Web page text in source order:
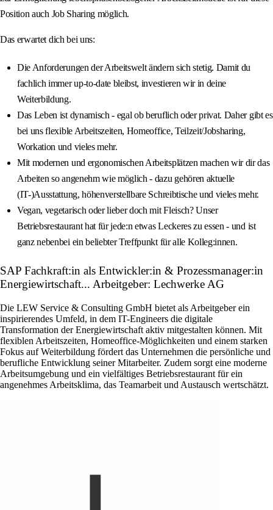
Position auch Job Sharing möglich.
Das erwartet dich bei uns:
Die Anforderungen der Arbeitswelt ändern sich stetig. Damit du
fachlich immer up-to-date bleibst, investieren wir in deine
Weiterbildung.
Das Leben ist dynamisch - egal ob beruflich oder privat. Daher gibt es
bei uns flexible Arbeitszeiten, Homeoffice, Teilzeit/Jobsharing,
Workation und vieles mehr.
Mit modernen und ergonomischen Arbeitsplätzen machen wir dir das
Arbeiten so angenehm wie möglich - dazu gehören aktuelle
(IT-)Ausstattung, höhenverstellbare Schreibtische und vieles mehr.
Vegan, vegetarisch oder lieber doch mit Fleisch? Unser
Betriebsrestaurant hat für jede:n etwas Leckeres zu essen - und ist
ganz nebenbei ein beliebter Treffpunkt für alle Kolleg:innen.
SAP Fachkraft:in als Entwickler:in & Prozessmanager:in
Energiewirtschaft... Arbeitgeber: Lechwerke AG
Die LEW Service & Consulting GmbH bietet als Arbeitgeber ein
inspirierendes Umfeld, in dem IT-Engineers die digitale
Transformation der Energiewirtschaft aktiv mitgestalten können. Mit
flexiblen Arbeitszeiten, Homeoffice-Möglichkeiten und einem starken
Fokus auf Weiterbildung fördert das Unternehmen die persönliche und
berufliche Entwicklung seiner Mitarbeiter. Zudem sorgt eine moderne
Arbeitsumgebung und ein vielfältiges Betriebsrestaurant für ein
angenehmes Arbeitsklima, das Teamarbeit und Austausch wertschätzt.